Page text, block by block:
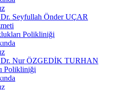
Seyfullah Önder UÇAR
Polikliniği
Nur ÖZGEDİK TURHAN
Polikliniği